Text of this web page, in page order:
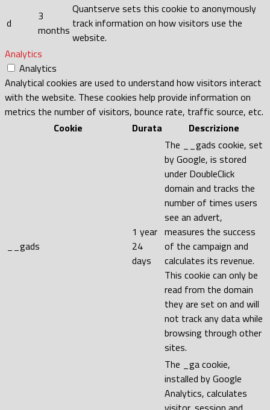
d
3
months
Quantserve sets this cookie to anonymously
track information on how visitors use the
website.
Analytics
Analytics
Analytical cookies are used to understand how visitors interact
with the website. These cookies help provide information on
metrics the number of visitors, bounce rate, traffic source, etc.
Cookie
Durata Descrizione
__gads
1 year
24
days
The __gads cookie, set
by Google, is stored
under DoubleClick
domain and tracks the
number of times users
see an advert,
measures the success
of the campaign and
calculates its revenue.
This cookie can only be
read from the domain
they are set on and will
not track any data while
browsing through other
sites.
The _ga cookie,
installed by Google
Analytics, calculates